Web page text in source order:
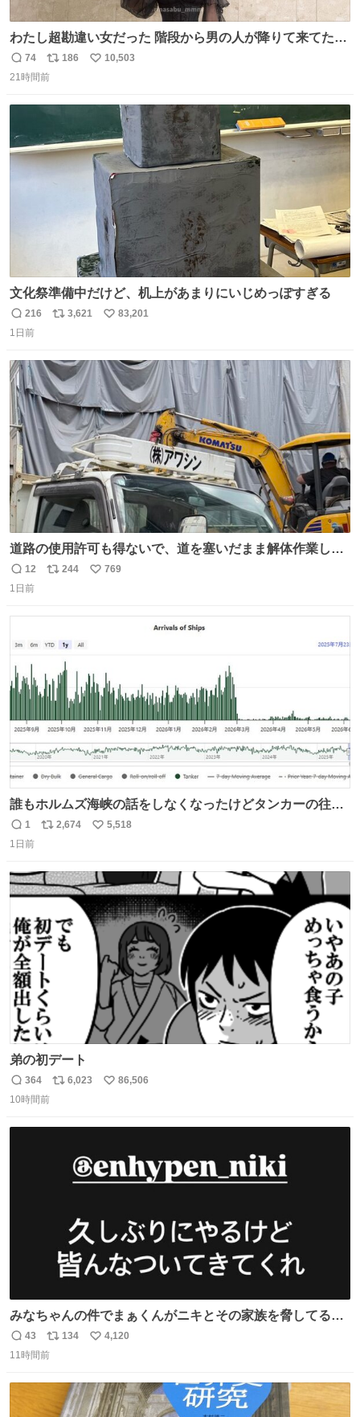
わたし超勘違い女だった 階段から男の人が降りて来てたん
だけど この格好の女が立ってたら一回は足が止まるでし
ょ？普通。降りてきたのは仕事帰りっぽい男の人で、足取
返
信
74
リ
ポ
ト
186
い
10,503
21時間前
文化祭準備中だけど、机上があまりにいじめっぽすぎる
返
信
216
リ
ト
数
3,621
い
数
83,201
1日前
道路の使用許可も得ないで、道を塞いだまま解体作業して
る。 写真を撮ろうとしたら「勝手に写真撮るな馬鹿野郎」
と罵倒されるなど。
返
信
12
リ
数
244
い
769
1日前
誰もホルムズ海峡の話をしなくなったけどタンカーの往来
は消滅したままですねと
返
信
1
リ
ト
数
2,674
い
数
5,518
1日前
弟の初デート
返
信
364
リ
6,023
い
86,506
10時間前
みなちゃんの件でまぁくんがニキとその家族を脅してるけ
ど絶対間違えてる。 悪いのは誹謗中傷した人達でしょ。こ
んなのみなちゃん望んでないし曲がった正義すぎる
返
信
43
リ
ポ
数
134
い
数
4,120
11時間前